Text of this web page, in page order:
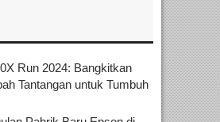
Run 2024: Bangkitkan
Tantangan untuk Tumbuh